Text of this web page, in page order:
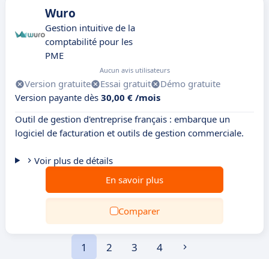
Wuro
Gestion intuitive de la
comptabilité pour les
PME
Aucun avis utilisateurs
Version gratuite Essai gratuit
Démo gratuite
Version payante dès 30,00 € /mois
Outil de gestion d'entreprise français : embarque un
logiciel de facturation et outils de gestion commerciale.
Voir plus de détails
En savoir plus
Comparer
1 2 3 4